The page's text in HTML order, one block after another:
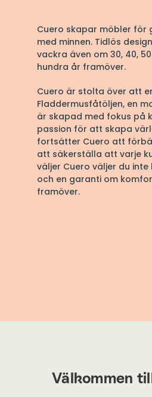
Cuero skapar möbler för
med minnen. Tidlös
vackra även om 30, 40,
hundra år framöver.
Cuero är stolta över att
Fladdermusfåtöljen, en
är skapad med fokus på
passion för att skapa
fortsätter Cuero att
att säkerställa att varje
väljer Cuero väljer du
och en garanti om
framöver.
Välkommen